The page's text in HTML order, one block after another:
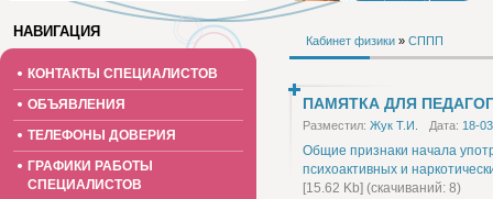
Кабинет физики » СППП
ПАМЯТКА ДЛЯ
Разместил: Жук Т.И. Дата: 18-
Общие признаки начала
психоактивных и
[15.62 Kb] (cкачиваний: 8)
НАВИГАЦИЯ
КОНТАКТЫ СПЕЦИАЛИСТОВ
ОБЪЯВЛЕНИЯ
ТЕЛЕФОНЫ ДОВЕРИЯ
ГРАФИКИ РАБОТЫ
СПЕЦИАЛИСТОВ